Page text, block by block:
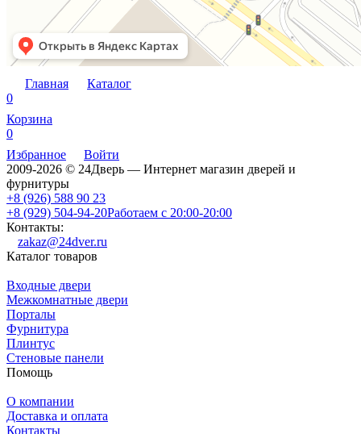
Главная
Каталог
0
Корзина
0
Избранное
Войти
2009-2026 © 24Дверь — Интернет магазин дверей и
фурнитуры
+8 (926) 588 90 23
+8 (929) 504-94-20Работаем с 20:00-20:00
Контакты:
zakaz@24dver.ru
Каталог товаров
Входные двери
Межкомнатные двери
Порталы
Фурнитура
Плинтус
Стеновые панели
Помощь
О компании
Доставка и оплата
Контакты